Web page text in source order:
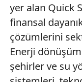
yer alan Quick
finansal
çözümlerini
Enerji
şehirler ve su